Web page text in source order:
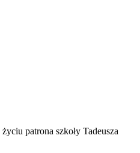
patrona szkoły Tadeusza